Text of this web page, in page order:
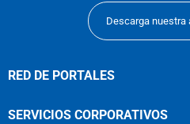
Descarga nuestra
RED DE PORTALES
SERVICIOS CORPORATIVOS